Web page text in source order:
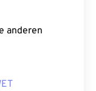
anderen